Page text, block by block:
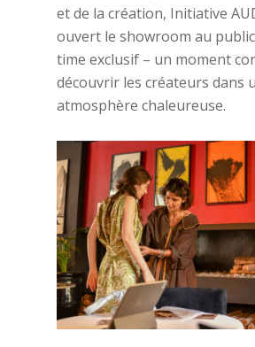
et de la création, Initiative
ouvert le showroom au
time exclusif – un moment
découvrir les créateurs dans
atmosphère chaleureuse.